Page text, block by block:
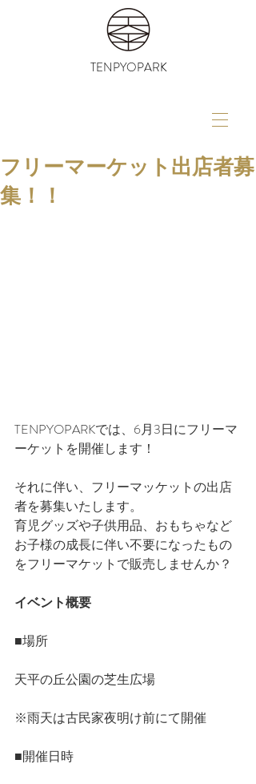
TENPYOPARK
フリーマーケット出店者募
集！！
TENPYOPARKでは、6月3日にフリーマ
ーケットを開催します！
それに伴い、フリーマッケットの出店
者を募集いたします。
育児グッズや子供用品、おもちゃなど
お子様の成長に伴い不要になったもの
をフリーマケットで販売しませんか？
イベント概要
■場所
天平の丘公園の芝生広場
※雨天は古民家夜明け前にて開催
■開催日時